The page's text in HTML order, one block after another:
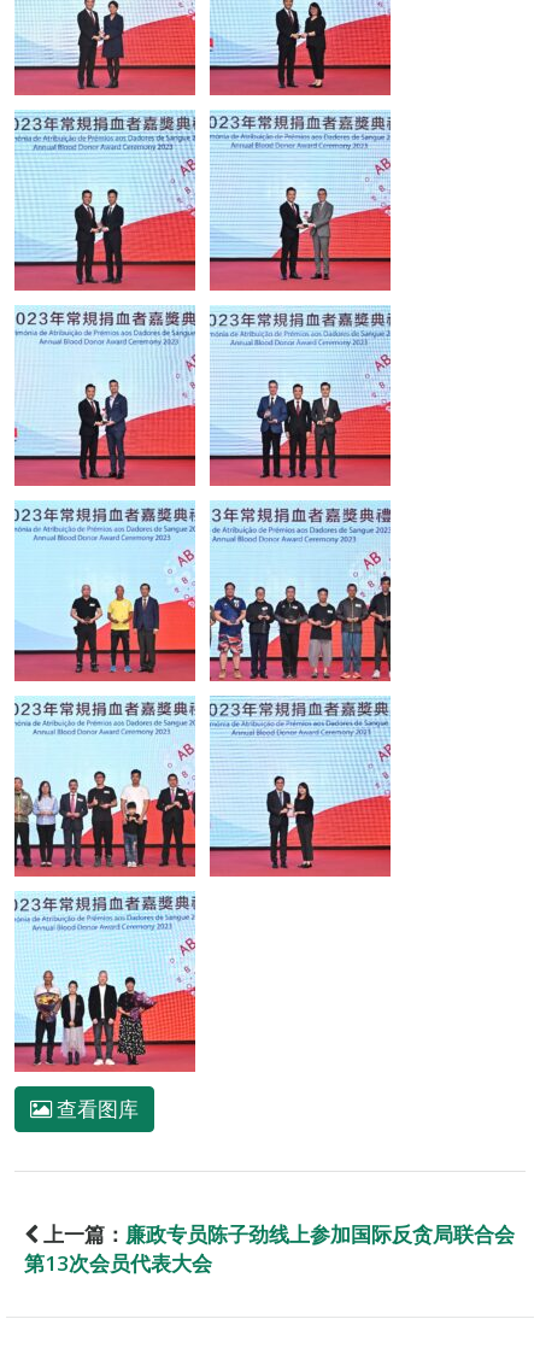
查看图库
上一篇： 廉政专员陈子劲线上参加国际反贪局联合会
第13次会员代表大会